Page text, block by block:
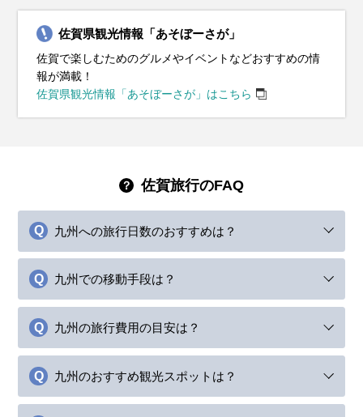
佐賀県観光情報「あそぼーさが」
佐賀で楽しむためのグルメやイベントなどおすすめの情
報が満載！
佐賀県観光情報「あそぼーさが」はこちら
佐賀旅行のFAQ
九州への旅行日数のおすすめは？
九州での移動手段は？
九州の旅行費用の目安は？
九州のおすすめ観光スポットは？